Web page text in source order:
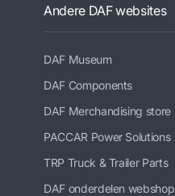
Andere DAF websites
DAF Museum
DAF Components
DAF Merchandising store
PACCAR Power Solutions
TRP Truck & Trailer Parts
DAF onderdelen webshop